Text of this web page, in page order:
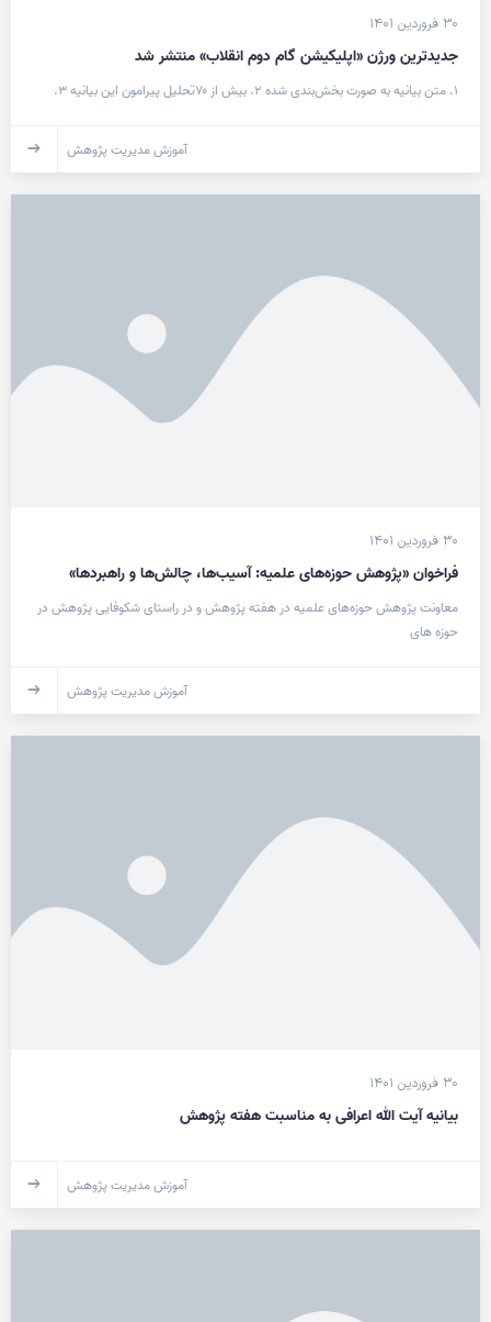
۳۰ فروردین ۱۴۰۱
جدیدترین ورژن «اپلیکیشن گام دوم انقلاب» منتشر شد
۱. متن بیانیه به صورت بخش‌بندی شده ۲. بیش از ۷۰تحلیل پیرامون این بیانیه ۳.
آموزش مدیریت پژوهش
۳۰ فروردین ۱۴۰۱
فراخوان «پژوهش حوزه‌های علمیه: آسیب‌ها، چالش‌ها و راهبردها»
معاونت پژوهش حوزه‌های علمیه در هفته پژوهش و در راستای شکوفایی پژوهش در
حوزه های
آموزش مدیریت پژوهش
۳۰ فروردین ۱۴۰۱
بیانیه آیت الله اعرافی به مناسبت هفته پژوهش
آموزش مدیریت پژوهش